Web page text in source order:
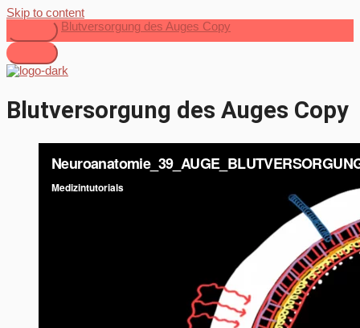
Skip to content
Blutversorgung des Auges Copy
Blutversorgung des Auges Copy